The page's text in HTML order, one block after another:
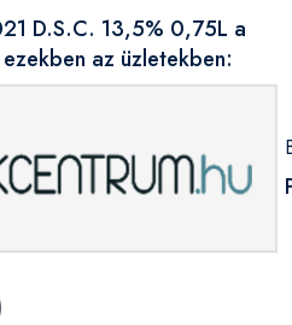
D.S.C. 13,5% 0,75L a
az üzletekben: